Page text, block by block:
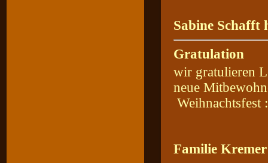
Sabine Schafft
Gratulation
wir gratulieren
neue
Weihnachtsfest :
Familie